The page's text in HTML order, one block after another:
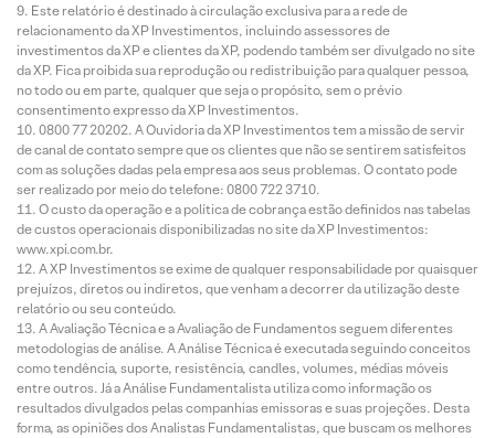
Este relatório é destinado à circulação exclusiva para a rede de
relacionamento da XP Investimentos, incluindo assessores de
investimentos da XP e clientes da XP, podendo também ser divulgado no site
da XP. Fica proibida sua reprodução ou redistribuição para qualquer pessoa,
no todo ou em parte, qualquer que seja o propósito, sem o prévio
consentimento expresso da XP Investimentos.
0800 77 20202. A Ouvidoria da XP Investimentos tem a missão de servir
de canal de contato sempre que os clientes que não se sentirem satisfeitos
com as soluções dadas pela empresa aos seus problemas. O contato pode
ser realizado por meio do telefone: 0800 722 3710.
O custo da operação e a política de cobrança estão definidos nas tabelas
de custos operacionais disponibilizadas no site da XP Investimentos:
www.xpi.com.br.
A XP Investimentos se exime de qualquer responsabilidade por quaisquer
prejuízos, diretos ou indiretos, que venham a decorrer da utilização deste
relatório ou seu conteúdo.
A Avaliação Técnica e a Avaliação de Fundamentos seguem diferentes
metodologias de análise. A Análise Técnica é executada seguindo conceitos
como tendência, suporte, resistência, candles, volumes, médias móveis
entre outros. Já a Análise Fundamentalista utiliza como informação os
resultados divulgados pelas companhias emissoras e suas projeções. Desta
forma, as opiniões dos Analistas Fundamentalistas, que buscam os melhores